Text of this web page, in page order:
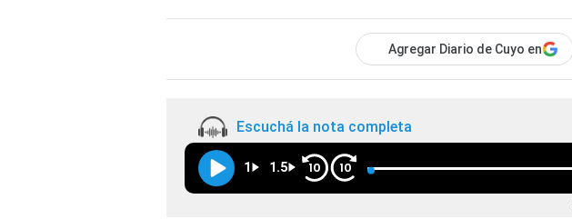
Agregar Diario de Cuyo en
Escuchá la nota completa
1 1.5 10 10